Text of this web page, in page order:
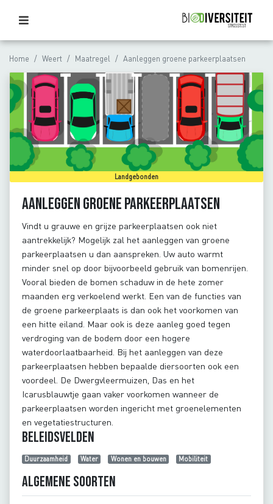
Home Weert Maatregel Aanleggen groene parkeerplaatsen
Landgebonden
Aanleggen groene parkeerplaatsen
Vindt u grauwe en grijze parkeerplaatsen ook niet
aantrekkelijk? Mogelijk zal het aanleggen van groene
parkeerplaatsen u dan aanspreken. Uw auto warmt
minder snel op door bijvoorbeeld gebruik van bomenrijen.
Vooral bieden de bomen schaduw in de hete zomer
maanden erg verkoelend werkt. Een van de functies van
de groene parkeerplaats is dan ook het voorkomen van
een hitte eiland. Maar ook is deze aanleg goed tegen
verdroging van de bodem door een hogere
waterdoorlaatbaarheid. Bij het aanleggen van deze
parkeerplaatsen hebben bepaalde diersoorten ook een
voordeel. De Dwergvleermuizen, Das en het
Icarusblauwtje gaan vaker voorkomen wanneer de
parkeerplaatsen worden ingericht met groenelementen
en vegetatiestructuren.
Beleidsvelden
Duurzaamheid Water Wonen en bouwen Mobiliteit
Algemene soorten